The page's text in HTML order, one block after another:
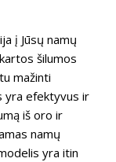
į Jūsų namų
šilumos
mažinti
yra efektyvus ir
iš oro ir
namų
yra itin